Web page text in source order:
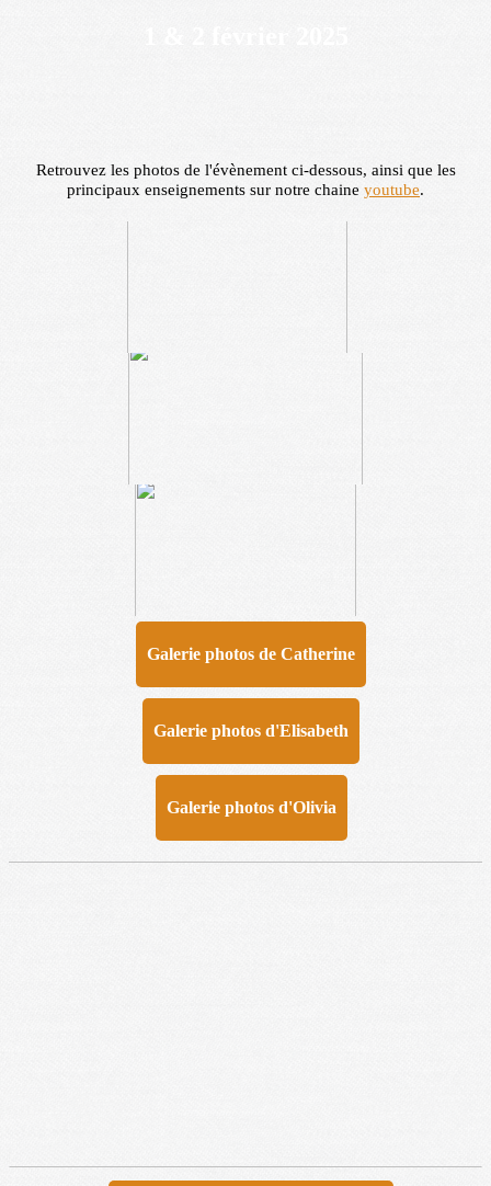
Retrouvez les photos de l'évènement ci-dessous, ainsi que les
principaux enseignements sur notre chaine youtube.
Galerie photos de Catherine
Galerie photos d'Elisabeth
Galerie photos d'Olivia